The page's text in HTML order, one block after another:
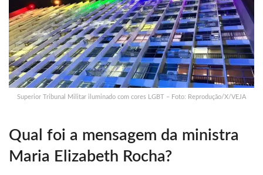
Superior Tribunal Militar iluminado com cores LGBT – Foto: Reprodução/X/VEJA
Qual foi a mensagem da ministra
Maria Elizabeth Rocha?